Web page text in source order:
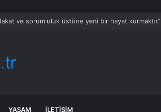
ve sorumluluk üstüne yeni bir hayat kurmaktır”
YAŞAM İLETIŞIM